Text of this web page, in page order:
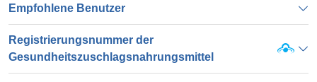
Empfohlene Benutzer
Registrierungsnummer der
Gesundheitszuschlagsnahrungsmittel